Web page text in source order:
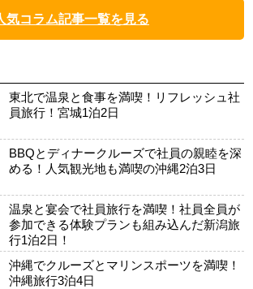
気コラム記事一覧を見る
東北で温泉と食事を満喫！リフレッシュ社
員旅行！宮城1泊2日
BBQとディナークルーズで社員の親睦を深
める！人気観光地も満喫の沖縄2泊3日
温泉と宴会で社員旅行を満喫！社員全員が
参加できる体験プランも組み込んだ新潟旅
行1泊2日！
沖縄でクルーズとマリンスポーツを満喫！
沖縄旅行3泊4日